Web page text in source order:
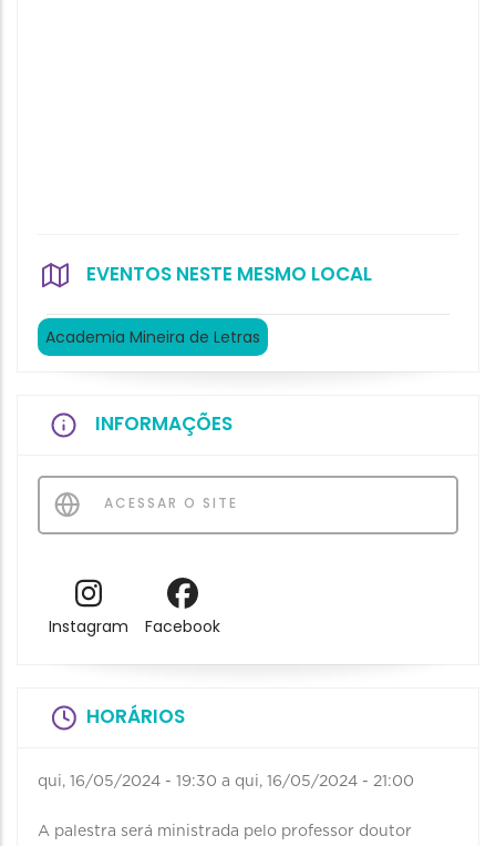
EVENTOS NESTE MESMO LOCAL
Academia Mineira de Letras
INFORMAÇÕES
ACESSAR O SITE
Instagram Facebook
HORÁRIOS
qui, 16/05/2024 - 19:30 a qui, 16/05/2024 - 21:00
A palestra será ministrada pelo professor doutor